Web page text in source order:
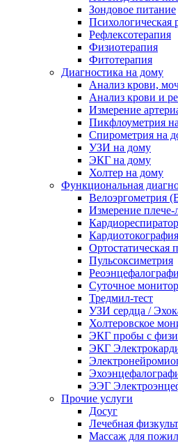
Зондовое питание
Психологическая
Рефлексотерапия
Физиотерапия
Фитотерапия
Диагностика на дому
Анализ крови,
Анализ крови и
Измерение
Пикфлоуметрия
Спирометрия на
УЗИ на дому
ЭКГ на дому
Холтер на дому
Функциональная
Велоэргометрия
Измерение
Ортостатическая
Пульсоксиметрия
Суточное
Тредмил-тест
УЗИ сердца /
Холтеровское
ЭКГ пробы с
ЭКГ
ЭЭГ
Прочие услуги
Досуг
Лечебная
Массаж для